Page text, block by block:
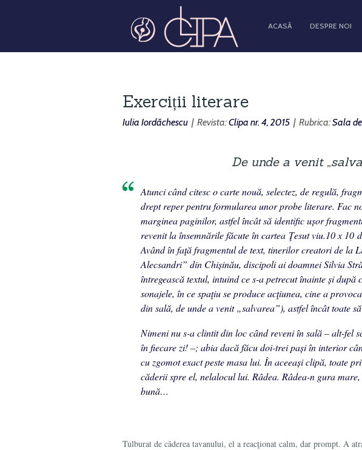
ACASĂ DESPRE NOI
Exerciții literare
Iulia Iordăchescu | Revista:Clipa nr. 4, 2015 | Rubrica:Sala
De unde a venit
Atunci când citesc o carte nouă, selectez, de regulă,
drept re­per pentru formularea unor probe literare. Fac
marginea paginilor, astfel încât să identific ușor
revenit la însemnările făcu­te în cartea Ţesut viu.10 x 10
Având în faţă fragmentul de text, tinerilor creatori de la
Alecsandri” din Chișinău, dis­cipoli ai doamnei Silvia
întregească textul, intuind ce s-a petrecut înainte și după
sonajele, în ce spaţiu se produce acţiunea, cine a
din sală, de unde a venit „salvarea”), astfel încât toate
Nimeni nu s-a clintit din loc când reveni în sală – alt-fel
în fiecare zi! –; abia dacă făcu doi-trei pași în in­terior
cu zgomot exact peste masa lui. În aceeași clipă, toate
căderii spre el, nelalocul lui. Râdea. Râdea-n gura
bună…
Tulburat de căderea tavanului, el a reacţionat calm, dar prompt. A